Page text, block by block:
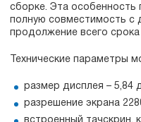
сборке. Эта особенность
полную совместимость с
продолжение всего
Технические параметры
размер дисплея – 5,84
разрешение экрана